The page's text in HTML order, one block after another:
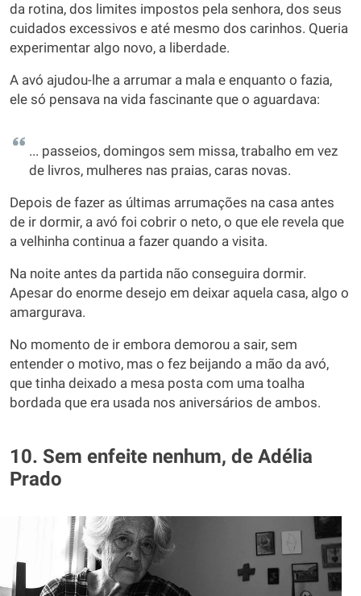
da rotina, dos limites impostos pela senhora, dos seus
cuidados excessivos e até mesmo dos carinhos. Queria
experimentar algo novo, a liberdade.
A avó ajudou-lhe a arrumar a mala e enquanto o fazia,
ele só pensava na vida fascinante que o aguardava:
... passeios, domingos sem missa, trabalho em vez
de livros, mulheres nas praias, caras novas.
Depois de fazer as últimas arrumações na casa antes
de ir dormir, a avó foi cobrir o neto, o que ele revela que
a velhinha continua a fazer quando a visita.
Na noite antes da partida não conseguira dormir.
Apesar do enorme desejo em deixar aquela casa, algo o
amargurava.
No momento de ir embora demorou a sair, sem
entender o motivo, mas o fez beijando a mão da avó,
que tinha deixado a mesa posta com uma toalha
bordada que era usada nos aniversários de ambos.
10. Sem enfeite nenhum, de Adélia
Prado